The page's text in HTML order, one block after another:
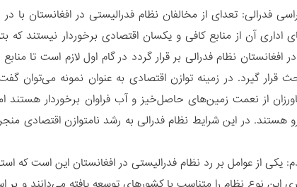
فدرالی: تعدای از مخالفان نظام فدرالیستی در افغانستان
آن از منابع کافی و یکسان اقتصادی برخوردار نیستند که
افغانستان نظام فدرالی بر قرار گردد در گام اول لازم است تا
گیرد. در زمینه توازن اقتصادی به عنوان نمونه می‌توان
از نعمت زمین‌های حاصل‌خیز و آب فراوان برخوردار هستند
هستند. در این شرایط نظام فدرالی به رشد نامتوازن اقتصادی
از عوامل بر رد نظام فدرالیستی در افغانستان این است که